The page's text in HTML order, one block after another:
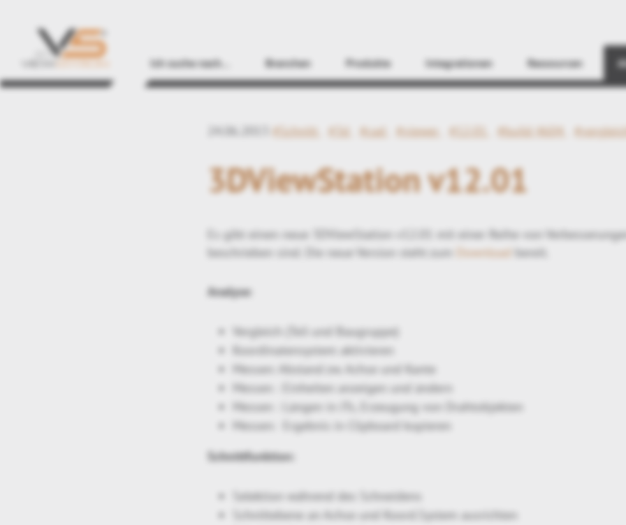
Ich suche nach… Branchen Produkte Integrationen Ressourcen
24.06.2013 #Schnitt #3d #cad #viewer #12.01 #build 4604
3DViewStation v12.01
Es gibt einen neue 3DViewStation v12.01 mit einer Reihe von
beschrieben sind. Die neue Version steht zum
Download bereit.
Analyse:
Vergleich (Teil und Baugruppe)
Koordinatensystem aktivieren
Messen: Abstand zw. Achse und Kante
Messen : Einheiten anzeigen und ändern
Messen : Längen in JTs, Erzeugung von Drahtobjekten
Messen: Ergebnis in Clipboard kopieren
Schnittfunktion:
Selektion während des Schneidens
Schnittebene an Achse und Koord.System ausrichten